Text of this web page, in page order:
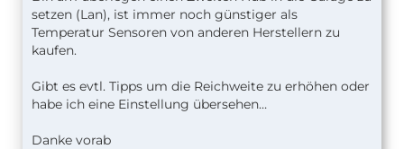
setzen (Lan), ist immer noch günstiger als
Temperatur Sensoren von anderen Herstellern zu
kaufen.
Gibt es evtl. Tipps um die Reichweite zu erhöhen oder
habe ich eine Einstellung übersehen…
Danke vorab